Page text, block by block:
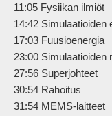
11:05 Fysiikan ilmiöt
14:42 Simulaatioiden
17:03 Fuusioenergia
23:00 Simulaatioiden
27:56 Superjohteet
30:54 Rahoitus
31:54 MEMS-laitteet